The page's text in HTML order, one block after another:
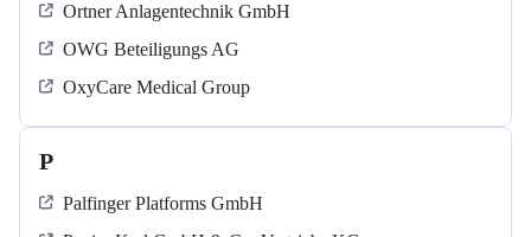
Ortner Anlagentechnik GmbH
OWG Beteiligungs AG
OxyCare Medical Group
P
Palfinger Platforms GmbH